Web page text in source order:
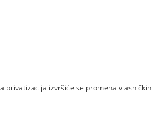
privatizacija izvršiće se promena vlasničkih